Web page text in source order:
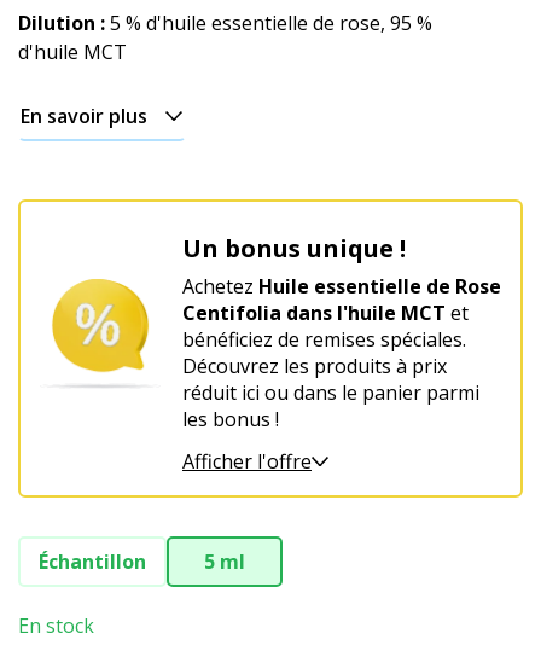
Noël
Dilution :5 % d'huile essentielle de rose, 95 %
d'huile MCT
En savoir plus
Un bonus unique !
Achetez Huile essentielle de Rose
Centifolia dans l'huile MCT et
bénéficiez de remises spéciales.
Découvrez les produits à prix
réduit ici ou dans le panier parmi
les bonus !
Afficher l'offre
Échantillon 5 ml
En stock